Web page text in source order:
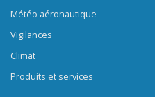
Météo aéronautique
Vigilances
Climat
Produits et services